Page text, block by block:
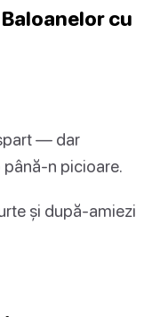
cu
— dar
n picioare.
și după-amiezi